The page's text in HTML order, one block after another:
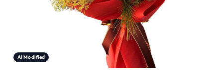
AI Modified